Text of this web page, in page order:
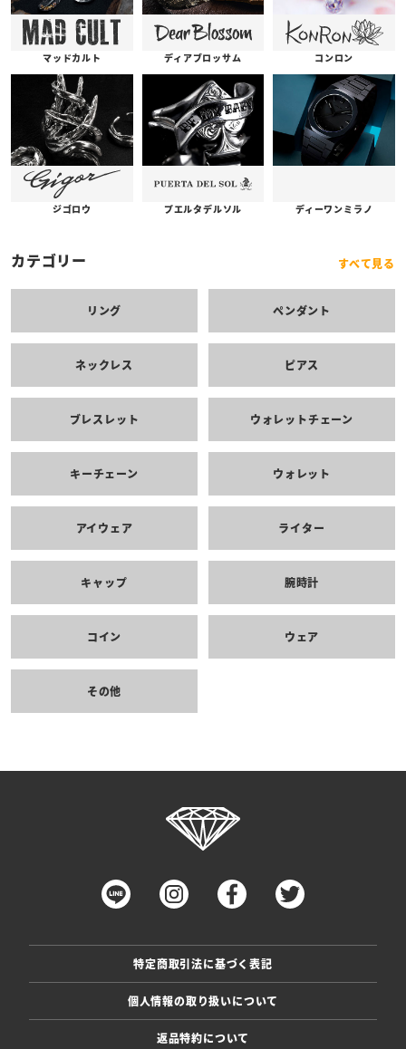
マッドカルト ディアブロッサム コンロン
ジゴロウ プエルタデルソル ディーワンミラノ
カテゴリー すべて見る
リング ペンダント
ネックレス ピアス
ブレスレット ウォレットチェーン
キーチェーン ウォレット
アイウェア ライター
キャップ 腕時計
コイン ウェア
その他
特定商取引法に基づく表記
個人情報の取り扱いについて
返品特約について